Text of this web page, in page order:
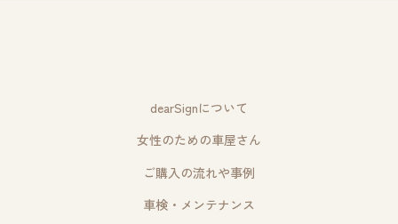
dearSignについて
女性のための車屋さん
ご購入の流れや事例
車検・メンテナンス